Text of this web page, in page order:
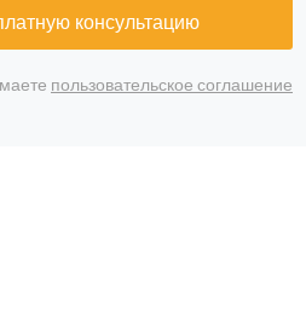
консультацию
пользовательское соглашение